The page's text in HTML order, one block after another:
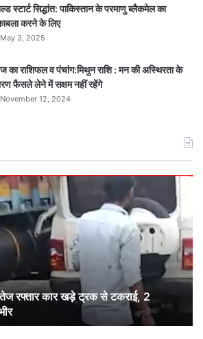
स्टार्ट सिद्धांत: पाकिस्तान के परमाणु ब्लैकमेल का
करने के लिए
May 3, 2025
का राशिफल व पंचांग:मिथुन राशि : मन की अस्थिरता के
फैसले लेने में सक्षम नहीं रहेंगे
November 12, 2024
रफ्तार कार खड़े ट्रक से टकराई, 2